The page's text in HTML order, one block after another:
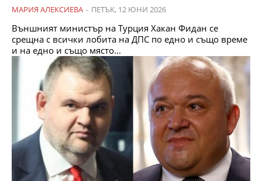
МАРИЯ АЛЕКСИЕВА - ПЕТЪК, 12 ЮНИ 2026
Външният министър на Турция Хакан Фидан се
срещна с всички лобита на ДПС по едно и също време
и на едно и също място...